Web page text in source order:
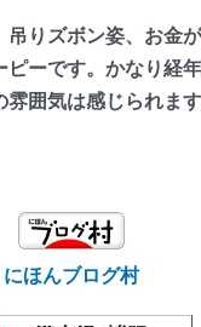
りズボン姿、お金
ーです。かなり経
雰囲気は感じられ
にほんブログ村